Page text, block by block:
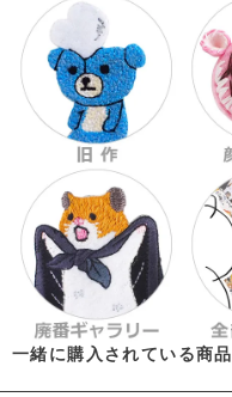
一緒に購入されている商品